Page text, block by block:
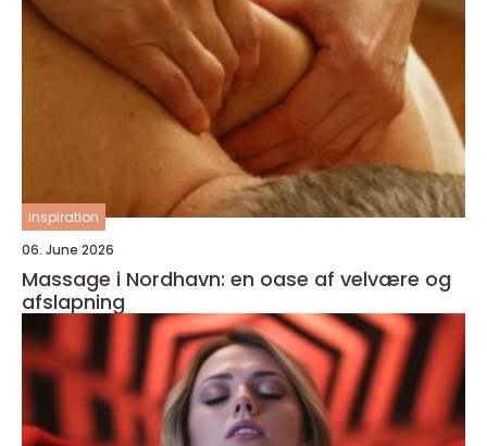
inspiration
06. June 2026
Massage i Nordhavn: en oase af velvære og
afslapning